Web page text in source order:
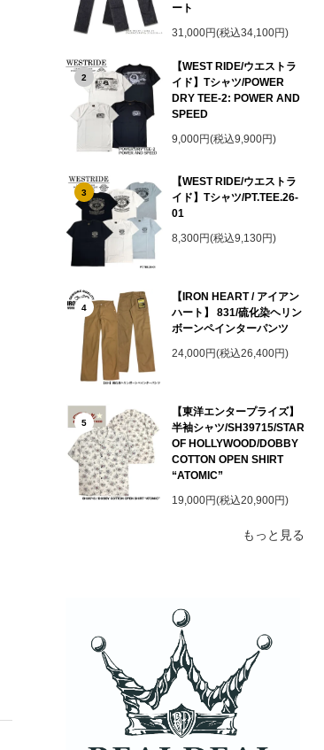
ート
31,000円(税込34,100円)
2
【WEST RIDE/ウエストラ
イド】Tシャツ/POWER
DRY TEE-2: POWER AND
SPEED
9,000円(税込9,900円)
3
【WEST RIDE/ウエストラ
イド】Tシャツ/PT.TEE.26-
01
8,300円(税込9,130円)
4
【IRON HEART / アイアン
ハート】 831/硫化染ヘリン
ボーンペインターパンツ
24,000円(税込26,400円)
5
【東洋エンタープライズ】
半袖シャツ/SH39715/STAR
OF HOLLYWOOD/DOBBY
COTTON OPEN SHIRT
“ATOMIC”
19,000円(税込20,900円)
もっと見る